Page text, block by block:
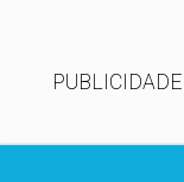
PUBLICIDADE